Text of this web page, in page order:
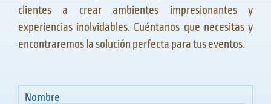
clientes a crear ambientes impresionantes y
experiencias inolvidables. Cuéntanos que necesitas y
encontraremos la solución perfecta para tus eventos.
Nombre